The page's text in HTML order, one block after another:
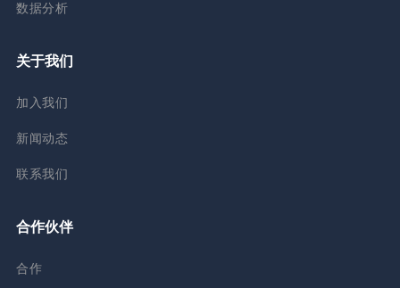
数据分析
关于我们
加入我们
新闻动态
联系我们
合作伙伴
合作